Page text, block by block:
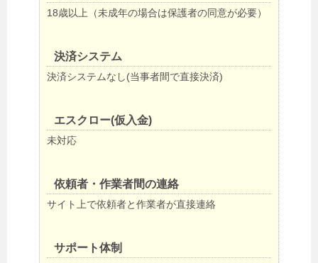
18歳以上（未成年の場合は保護者の同意が必要）
決済システム
決済システムなし(当事者間で直接決済)
エスクロー(仮入金)
未対応
依頼者・作業者間の連絡
サイト上で依頼者と作業者が直接連絡
サポート体制